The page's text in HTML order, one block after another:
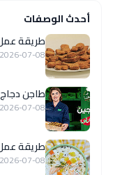
أحدث الوصفات
طريقة
2026-07-08
طاجن دجاج
2026-07-08
طريقة
2026-07-08